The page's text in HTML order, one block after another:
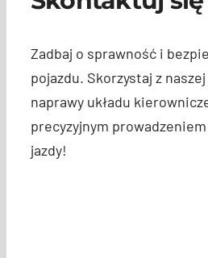
Zadbaj o sprawność i
pojazdu. Skorzystaj z
naprawy układu
precyzyjnym
jazdy!